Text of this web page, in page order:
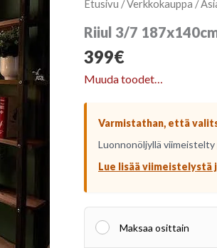
Etusivu /Verkkokauppa /
Riiul 3/7
399€
Muuda toodet…
Varmistathan, että
Luonnonöljyllä
Lue lisää viimeistelystä
Maksaa osittain